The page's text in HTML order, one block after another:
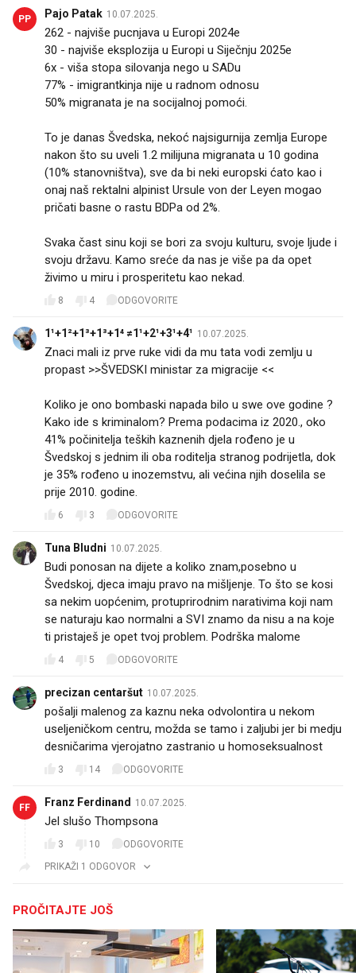
PP Pajo Patak 10.07.2025.
262 - najviše pucnjava u Europi 2024e
30 - najviše eksplozija u Europi u Siječnju 2025e
6x - viša stopa silovanja nego u SADu
77% - imigrantkinja nije u radnom odnosu
50% migranata je na socijalnoj pomoći.
To je danas Švedska, nekoć najsigurnija zemlja Europe
nakon što su uveli 1.2 milijuna migranata u 10 godina
(10% stanovništva), sve da bi neki europski ćato kao i
onaj naš rektalni alpinist Ursule von der Leyen mogao
pričati basne o rastu BDPa od 2%.
Svaka čast sinu koji se bori za svoju kulturu, svoje ljude i
svoju državu. Kamo sreće da nas je više pa da opet
živimo u miru i prosperitetu kao nekad.
8 4 ODGOVORITE
1¹+1²+1³+1³+1⁴ ≠1¹+2¹+3¹+4¹ 10.07.2025.
Znaci mali iz prve ruke vidi da mu tata vodi zemlju u
propast >>ŠVEDSKI ministar za migracije <<
Koliko je ono bombaski napada bilo u swe ove godine ?
Kako ide s kriminalom? Prema podacima iz 2020., oko
41% počinitelja teških kaznenih djela rođeno je u
Švedskoj s jednim ili oba roditelja stranog podrijetla, dok
je 35% rođeno u inozemstvu, ali većina njih doselila se
prije 2010. godine.
6 3 ODGOVORITE
Tuna Bludni 10.07.2025.
Budi ponosan na dijete a koliko znam,posebno u
Švedskoj, djeca imaju pravo na mišljenje. To što se kosi
sa nekim uopćenim, protuprirodnim narativima koji nam
se naturaju kao normalni a SVI znamo da nisu a na koje
ti pristaješ je opet tvoj problem. Podrška malome
4 5 ODGOVORITE
precizan centaršut 10.07.2025.
pošalji malenog za kaznu neka odvolontira u nekom
useljeničkom centru, možda se tamo i zaljubi jer bi medju
desničarima vjerojatno zastranio u homoseksualnost
3 14 ODGOVORITE
FF Franz Ferdinand 10.07.2025.
Jel slušo Thompsona
3 10
ODGOVORITE
PRIKAŽI 1 ODGOVOR
PROČITAJTE JOŠ